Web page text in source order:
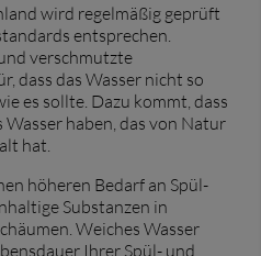
wird regelmäßig geprüft
entsprechen.
verschmutzte
dass das Wasser nicht so
es sollte. Dazu kommt, dass
Wasser haben, das von Natur
hat.
höheren Bedarf an Spül-
Substanzen in
Weiches Wasser
Ihrer Spül- und